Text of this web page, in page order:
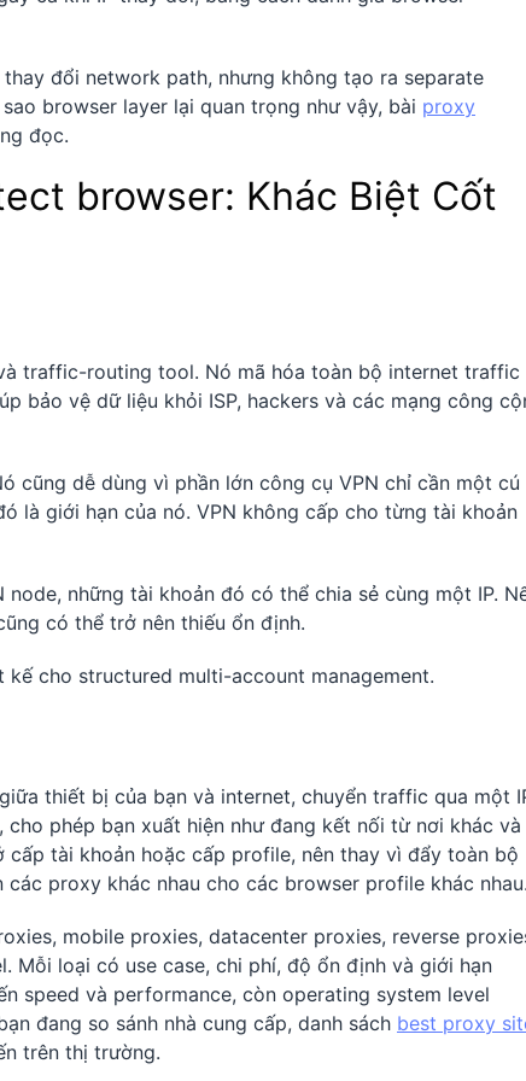
đổi network path, nhưng không tạo ra separate
browser layer lại quan trọng như vậy, bài proxy
đọc.
browser: Khác Biệt Cốt
traffic-routing tool. Nó mã hóa toàn bộ internet traffic
bảo vệ dữ liệu khỏi ISP, hackers và các mạng công
cũng dễ dùng vì phần lớn công cụ VPN chỉ cần một cú
là giới hạn của nó. VPN không cấp cho từng tài khoản
những tài khoản đó có thể chia sẻ cùng một IP.
có thể trở nên thiếu ổn định.
cho structured multi-account management.
thiết bị của bạn và internet, chuyển traffic qua một
phép bạn xuất hiện như đang kết nối từ nơi khác và
tài khoản hoặc cấp profile, nên thay vì đẩy toàn bộ
proxy khác nhau cho các browser profile khác
mobile proxies, datacenter proxies, reverse
loại có use case, chi phí, độ ổn định và giới hạn
speed và performance, còn operating system level
đang so sánh nhà cung cấp, danh sách best proxy
trên thị trường.